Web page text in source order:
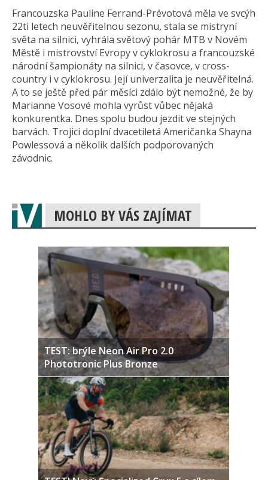
Francouzska Pauline Ferrand-Prévotová měla ve svcýh
22ti letech neuvěřitelnou sezonu, stala se mistryní
světa na silnici, vyhrála světový pohár MTB v Novém
Městě i mistrovství Evropy v cyklokrosu a francouzské
národní šampionáty na silnici, v časovce, v cross-
country i v cyklokrosu. Její univerzalita je neuvěřitelná.
A to se ještě před pár měsíci zdálo být nemožné, že by
Marianne Vosové mohla vyrůst vůbec nějaká
konkurentka. Dnes spolu budou jezdit ve stejných
barvách. Trojici doplní dvacetiletá Američanka Shayna
Powlessová a několik dalších podporovaných
závodnic.
MOHLO BY VÁS ZAJÍMAT
TEST: brýle Neon Air Pro 2.0
Phototronic Plus Bronze